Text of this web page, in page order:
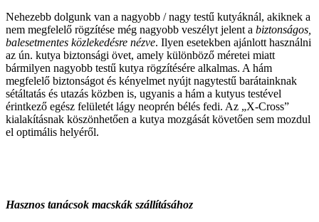
Nehezebb dolgunk van a nagyobb / nagy testű kutyáknál, akiknek a
nem megfelelő rögzítése még nagyobb veszélyt jelent a biztonságos,
balesetmentes közlekedésre nézve. Ilyen esetekben ajánlott használni
az ún. kutya biztonsági övet, amely különböző méretei miatt
bármilyen nagyobb testű kutya rögzítésére alkalmas. A hám
megfelelő biztonságot és kényelmet nyújt nagytestű barátainknak
sétáltatás és utazás közben is, ugyanis a hám a kutyus testével
érintkező egész felületét lágy neoprén bélés fedi. Az „X-Cross”
kialakításnak köszönhetően a kutya mozgását követően sem mozdul
el optimális helyéről.
Hasznos tanácsok macskák szállításához